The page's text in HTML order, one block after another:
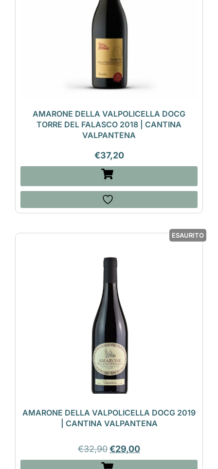
AMARONE DELLA VALPOLICELLA DOCG
TORRE DEL FALASCO 2018 | CANTINA
VALPANTENA
€37,20
ESAURITO
AMARONE DELLA VALPOLICELLA DOCG 2019
| CANTINA VALPANTENA
€32,90€29,00